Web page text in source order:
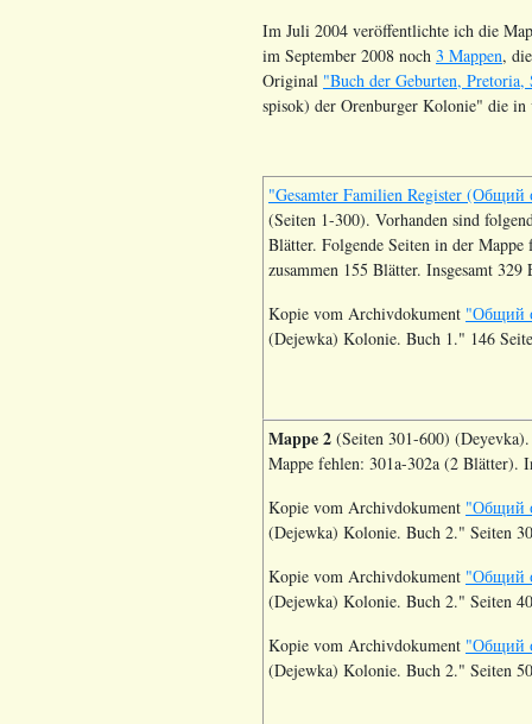
Im Juli 2004 veröffentlichte ich die
im September 2008 noch 3 Mappen,
Original "Buch der Geburten,
spisok) der Orenburger Kolonie" die
"Gesamter Familien Register
(Seiten 1-300). Vorhanden sind
Blätter. Folgende Seiten in der
zusammen 155 Blätter. Insgesamt 329
Kopie vom Archivdokument "Общий
(Dejewka) Kolonie. Buch 1." 146
Mappe 2 (Seiten 301-600)
Mappe fehlen: 301a-302a (2 Blätter).
Kopie vom Archivdokument "Общий
(Dejewka) Kolonie. Buch 2." Seiten
Kopie vom Archivdokument "Общий
(Dejewka) Kolonie. Buch 2." Seiten
Kopie vom Archivdokument "Общий
(Dejewka) Kolonie. Buch 2." Seiten